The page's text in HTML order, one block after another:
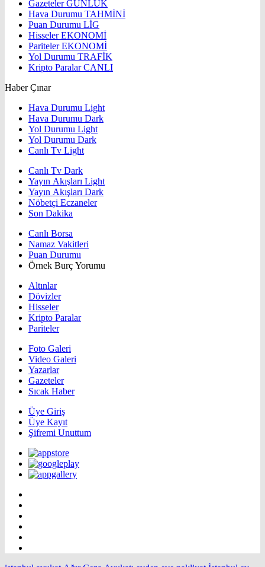
GazetelerGÜNLÜK
Hava Durumu TAHMİNİ
Puan Durumu LİG
HisselerEKONOMİ
ParitelerEKONOMİ
Yol Durumu TRAFİK
Kripto ParalarCANLI
Haber Çınar
Hava Durumu Light
Hava Durumu Dark
Yol Durumu Light
Yol Durumu Dark
Canlı Tv Light
Canlı Tv Dark
Yayın Akışları Light
Yayın Akışları Dark
Nöbetçi Eczaneler
Son Dakika
Canlı Borsa
Namaz Vakitleri
Puan Durumu
Örnek Burç Yorumu
Altınlar
Dövizler
Hisseler
Kripto Paralar
Pariteler
Foto Galeri
Video Galeri
Yazarlar
Gazeteler
Sıcak Haber
Üye Giriş
Üye Kayıt
Şifremi Unuttum